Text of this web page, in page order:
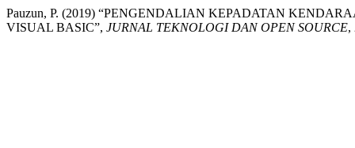
Pauzun, P. (2019) “PENGENDALIAN KEPADATAN
VISUAL BASIC”, JURNAL TEKNOLOGI DAN OPEN SOURCE,